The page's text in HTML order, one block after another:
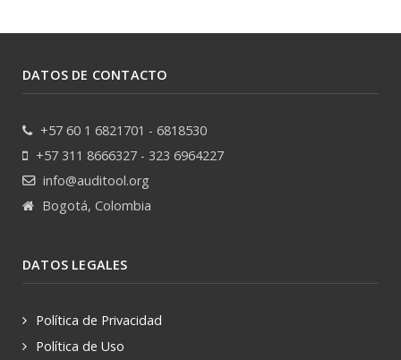
DATOS DE CONTACTO
+57 60 1 6821701 - 6818530
+57 311 8666327 - 323 6964227
info@auditool.org
Bogotá, Colombia
DATOS LEGALES
Política de Privacidad
Política de Uso